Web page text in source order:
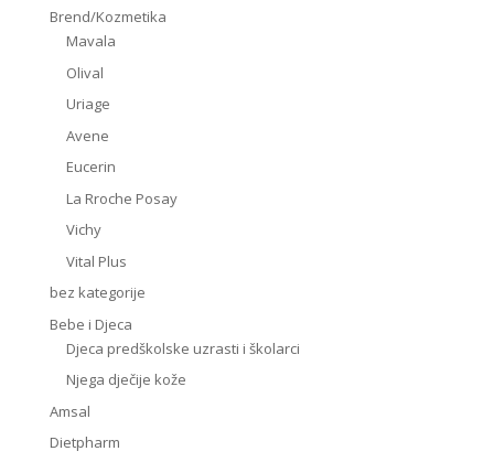
Brend/Kozmetika
Mavala
Olival
Uriage
Avene
Eucerin
La Rroche Posay
Vichy
Vital Plus
bez kategorije
Bebe i Djeca
Djeca predškolske uzrasti i školarci
Njega dječije kože
Amsal
Dietpharm